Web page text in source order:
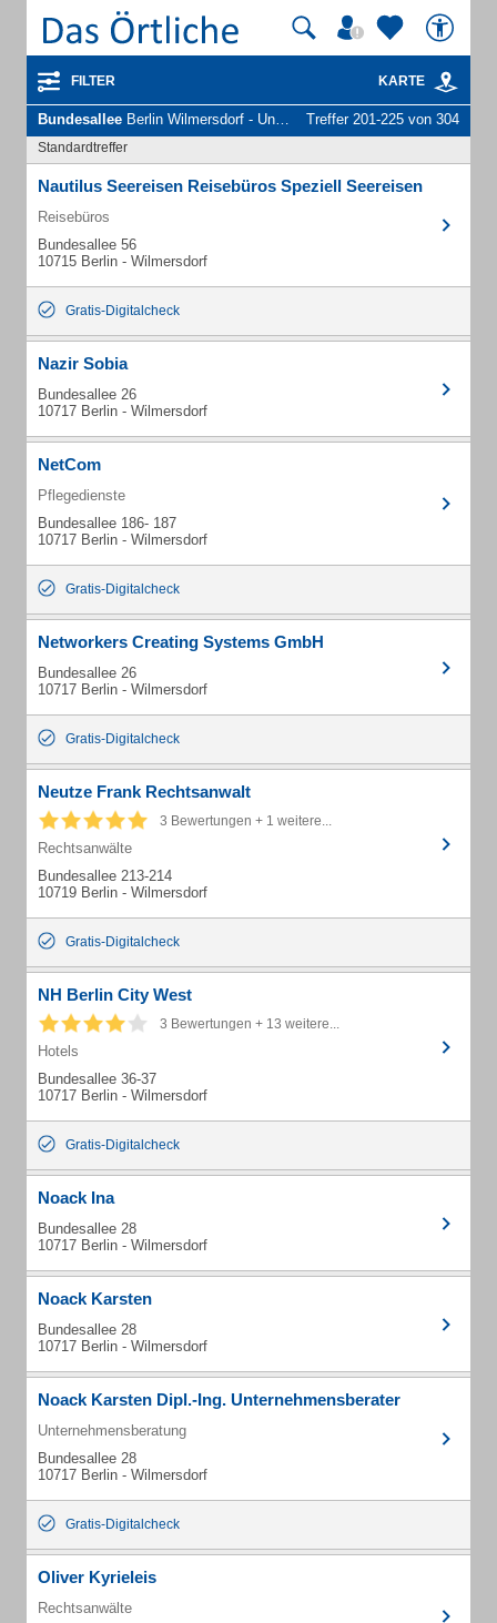
FILTER KARTE
Bundesallee Berlin Wilmersdorf - Unternehmen und Personen Treffer 201-225 von 304
Standardtreffer
Nautilus Seereisen Reisebüros Speziell Seereisen
Reisebüros
Bundesallee 56
10715 Berlin - Wilmersdorf
Gratis-Digitalcheck
Nazir Sobia
Bundesallee 26
10717 Berlin - Wilmersdorf
NetCom
Pflegedienste
Bundesallee 186- 187
10717 Berlin - Wilmersdorf
Gratis-Digitalcheck
Networkers Creating Systems GmbH
Bundesallee 26
10717 Berlin - Wilmersdorf
Gratis-Digitalcheck
Neutze Frank Rechtsanwalt
3 Bewertungen + 1 weitere...
Rechtsanwälte
Bundesallee 213-214
10719 Berlin - Wilmersdorf
Gratis-Digitalcheck
NH Berlin City West
3 Bewertungen + 13 weitere...
Hotels
Bundesallee 36-37
10717 Berlin - Wilmersdorf
Gratis-Digitalcheck
Noack Ina
Bundesallee 28
10717 Berlin - Wilmersdorf
Noack Karsten
Bundesallee 28
10717 Berlin - Wilmersdorf
Noack Karsten Dipl.-Ing. Unternehmensberater
Unternehmensberatung
Bundesallee 28
10717 Berlin - Wilmersdorf
Gratis-Digitalcheck
Oliver Kyrieleis
Rechtsanwälte